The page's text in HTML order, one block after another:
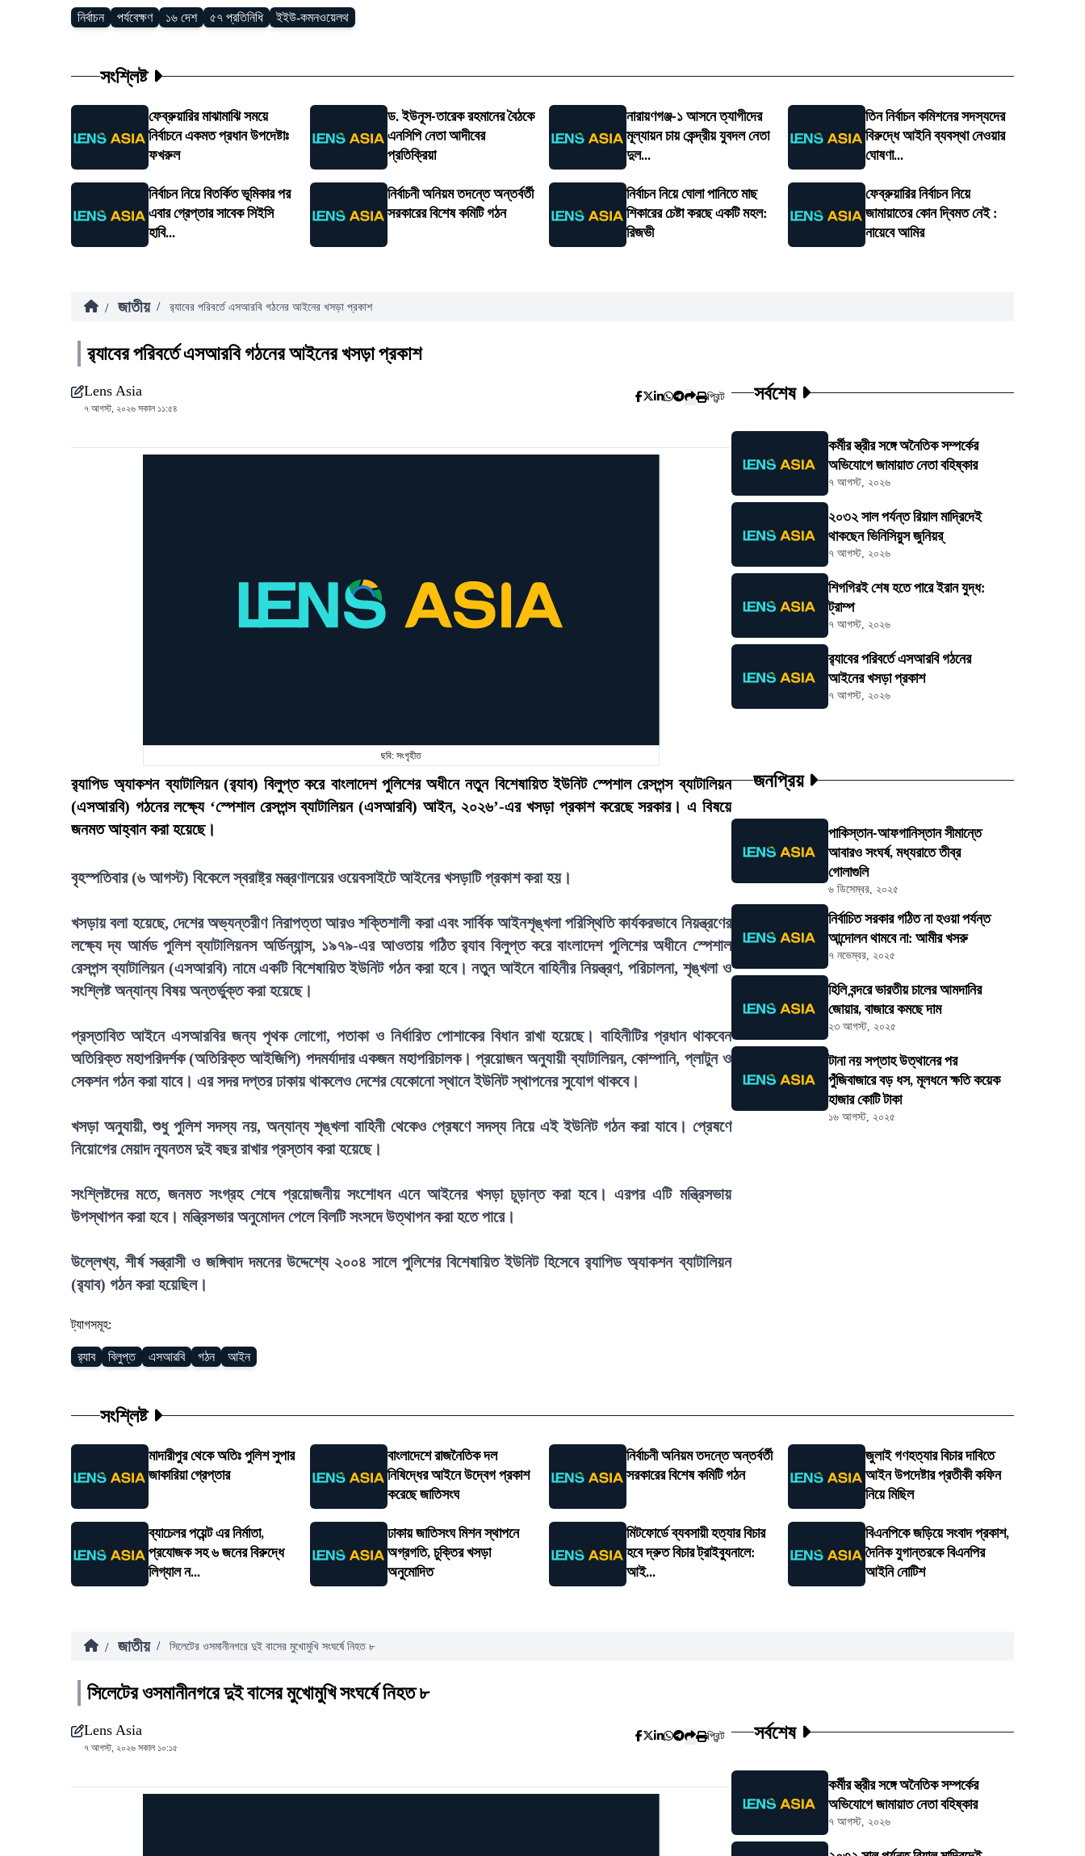
নির্বাচন পর্যবেক্ষণ ১৬ দেশ ৫৭ প্রতিনিধি ইইউ-কমনওয়েলথ
সংশ্লিষ্ট
ফেব্রুয়ারির মাঝামাঝি সময়ে
নির্বাচনে একমত প্রধান উপদেষ্টাঃ
ফখরুল
ড. ইউনূস-তারেক রহমানের বৈঠকে
এনসিপি নেতা আদীবের
প্রতিক্রিয়া
নারায়ণগঞ্জ-১ আসনে ত্যাগীদের
মূল্যায়ন চায় কেন্দ্রীয় যুবদল নেতা
দুল...
তিন নির্বাচন কমিশনের সদস্যদের
বিরুদ্ধে আইনি ব্যবস্থা নেওয়ার
ঘোষণা...
নির্বাচন নিয়ে বিতর্কিত ভূমিকার পর
এবার গ্রেপ্তার সাবেক সিইসি
হাবি...
নির্বাচনী অনিয়ম তদন্তে অন্তর্বর্তী
সরকারের বিশেষ কমিটি গঠন
নির্বাচন নিয়ে ঘোলা পানিতে মাছ
শিকারের চেষ্টা করছে একটি মহল:
রিজভী
ফেব্রুয়ারির নির্বাচন নিয়ে
জামায়াতের কোন দ্বিমত নেই :
নায়েবে আমির
/ জাতীয় / র‍্যাবের পরিবর্তে এসআরবি গঠনের আইনের খসড়া প্রকাশ
র‍্যাবের পরিবর্তে এসআরবি গঠনের আইনের খসড়া প্রকাশ
Lens Asia
৭ আগস্ট, ২০২৬ সকাল ১১:৫৪
প্রিন্ট
ছবি: সংগৃহীত
র‍্যাপিড অ্যাকশন ব্যাটালিয়ন (র‍্যাব) বিলুপ্ত করে বাংলাদেশ পুলিশের অধীনে নতুন বিশেষায়িত ইউনিট স্পেশাল রেসপন্স ব্যাটালিয়ন
(এসআরবি) গঠনের লক্ষ্যে ‘স্পেশাল রেসপন্স ব্যাটালিয়ন (এসআরবি) আইন, ২০২৬’-এর খসড়া প্রকাশ করেছে সরকার। এ বিষয়ে
জনমত আহ্বান করা হয়েছে।
বৃহস্পতিবার (৬ আগস্ট) বিকেলে স্বরাষ্ট্র মন্ত্রণালয়ের ওয়েবসাইটে আইনের খসড়াটি প্রকাশ করা হয়।
খসড়ায় বলা হয়েছে, দেশের অভ্যন্তরীণ নিরাপত্তা আরও শক্তিশালী করা এবং সার্বিক আইনশৃঙ্খলা পরিস্থিতি কার্যকরভাবে নিয়ন্ত্রণের
লক্ষ্যে দ্য আর্মড পুলিশ ব্যাটালিয়নস অর্ডিন্যান্স, ১৯৭৯-এর আওতায় গঠিত র‍্যাব বিলুপ্ত করে বাংলাদেশ পুলিশের অধীনে স্পেশাল
রেসপন্স ব্যাটালিয়ন (এসআরবি) নামে একটি বিশেষায়িত ইউনিট গঠন করা হবে। নতুন আইনে বাহিনীর নিয়ন্ত্রণ, পরিচালনা, শৃঙ্খলা ও
সংশ্লিষ্ট অন্যান্য বিষয় অন্তর্ভুক্ত করা হয়েছে।
প্রস্তাবিত আইনে এসআরবির জন্য পৃথক লোগো, পতাকা ও নির্ধারিত পোশাকের বিধান রাখা হয়েছে। বাহিনীটির প্রধান থাকবেন
অতিরিক্ত মহাপরিদর্শক (অতিরিক্ত আইজিপি) পদমর্যাদার একজন মহাপরিচালক। প্রয়োজন অনুযায়ী ব্যাটালিয়ন, কোম্পানি, প্লাটুন ও
সেকশন গঠন করা যাবে। এর সদর দপ্তর ঢাকায় থাকলেও দেশের যেকোনো স্থানে ইউনিট স্থাপনের সুযোগ থাকবে।
খসড়া অনুযায়ী, শুধু পুলিশ সদস্য নয়, অন্যান্য শৃঙ্খলা বাহিনী থেকেও প্রেষণে সদস্য নিয়ে এই ইউনিট গঠন করা যাবে। প্রেষণে
নিয়োগের মেয়াদ ন্যূনতম দুই বছর রাখার প্রস্তাব করা হয়েছে।
সংশ্লিষ্টদের মতে, জনমত সংগ্রহ শেষে প্রয়োজনীয় সংশোধন এনে আইনের খসড়া চূড়ান্ত করা হবে। এরপর এটি মন্ত্রিসভায়
উপস্থাপন করা হবে। মন্ত্রিসভার অনুমোদন পেলে বিলটি সংসদে উত্থাপন করা হতে পারে।
উল্লেখ্য, শীর্ষ সন্ত্রাসী ও জঙ্গিবাদ দমনের উদ্দেশ্যে ২০০৪ সালে পুলিশের বিশেষায়িত ইউনিট হিসেবে র‍্যাপিড অ্যাকশন ব্যাটালিয়ন
(র‍্যাব) গঠন করা হয়েছিল।
ট্যাগসমূহ:
র‍্যাব বিলুপ্ত এসআরবি গঠন আইন
সর্বশেষ
কর্মীর স্ত্রীর সঙ্গে অনৈতিক সম্পর্কের
অভিযোগে জামায়াত নেতা বহিষ্কার
৭ আগস্ট, ২০২৬
২০৩২ সাল পর্যন্ত রিয়াল মাদ্রিদেই
থাকছেন ভিনিসিয়ুস জুনিয়র্
৭ আগস্ট, ২০২৬
শিগগিরই শেষ হতে পারে ইরান যুদ্ধ:
ট্রাম্প
৭ আগস্ট, ২০২৬
র‍্যাবের পরিবর্তে এসআরবি গঠনের
আইনের খসড়া প্রকাশ
৭ আগস্ট, ২০২৬
জনপ্রিয়
পাকিস্তান-আফগানিস্তান সীমান্তে
আবারও সংঘর্ষ, মধ্যরাতে তীব্র
গোলাগুলি
৬ ডিসেম্বর, ২০২৫
নির্বাচিত সরকার গঠিত না হওয়া পর্যন্ত
আন্দোলন থামবে না: আমীর খসরু
৭ নভেম্বর, ২০২৫
হিলি বন্দরে ভারতীয় চালের আমদানির
জোয়ার, বাজারে কমছে দাম
২৩ আগস্ট, ২০২৫
টানা নয় সপ্তাহ উত্থানের পর
পুঁজিবাজারে বড় ধস, মূলধনে ক্ষতি কয়েক
হাজার কোটি টাকা
১৬ আগস্ট, ২০২৫
সংশ্লিষ্ট
মাদারীপুর থেকে অতিঃ পুলিশ সুপার
জাকারিয়া গ্রেপ্তার
বাংলাদেশে রাজনৈতিক দল
নিষিদ্ধের আইনে উদ্বেগ প্রকাশ
করেছে জাতিসংঘ
নির্বাচনী অনিয়ম তদন্তে অন্তর্বর্তী
সরকারের বিশেষ কমিটি গঠন
জুলাই গণহত্যার বিচার দাবিতে
আইন উপদেষ্টার প্রতীকী কফিন
নিয়ে মিছিল
ব্যাচেলর পয়েন্ট এর নির্মাতা,
প্রযোজক সহ ৬ জনের বিরুদ্ধে
লিগ্যাল ন...
ঢাকায় জাতিসংঘ মিশন স্থাপনে
অগ্রগতি, চুক্তির খসড়া
অনুমোদিত
মিটফোর্ডে ব্যবসায়ী হত্যার বিচার
হবে দ্রুত বিচার ট্রাইব্যুনালে:
আই...
বিএনপিকে জড়িয়ে সংবাদ প্রকাশ,
দৈনিক যুগান্তরকে বিএনপির
আইনি নোটিশ
/ জাতীয় / সিলেটের ওসমানীনগরে দুই বাসের মুখোমুখি সংঘর্ষে নিহত ৮
সিলেটের ওসমানীনগরে দুই বাসের মুখোমুখি সংঘর্ষে নিহত ৮
Lens Asia
৭ আগস্ট, ২০২৬ সকাল ১০:১৫
প্রিন্ট সর্বশেষ
কর্মীর স্ত্রীর সঙ্গে অনৈতিক সম্পর্কের
অভিযোগে জামায়াত নেতা বহিষ্কার
৭ আগস্ট, ২০২৬